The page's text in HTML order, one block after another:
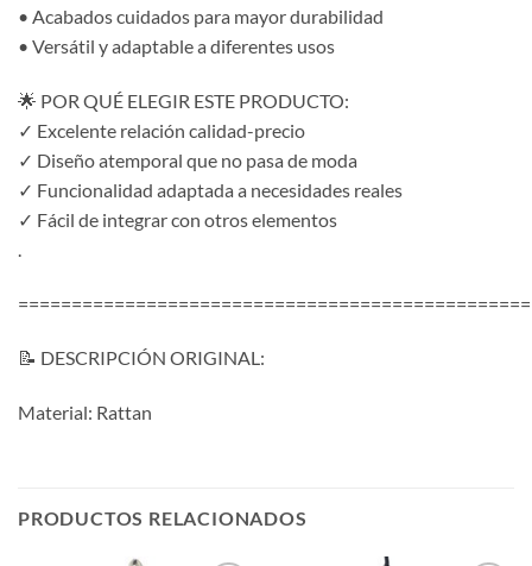
• Acabados cuidados para mayor durabilidad
• Versátil y adaptable a diferentes usos
🌟 POR QUÉ ELEGIR ESTE PRODUCTO:
✓ Excelente relación calidad-precio
✓ Diseño atemporal que no pasa de moda
✓ Funcionalidad adaptada a necesidades reales
✓ Fácil de integrar con otros elementos
.
📝 DESCRIPCIÓN ORIGINAL:
Material: Rattan
PRODUCTOS RELACIONADOS